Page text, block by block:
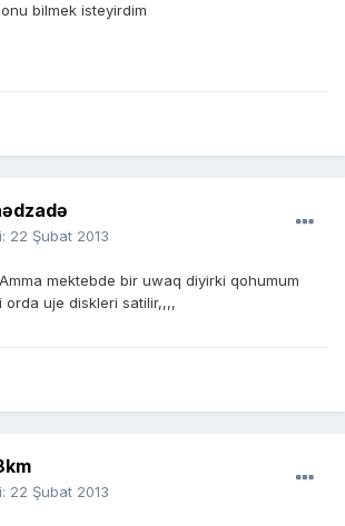
bilmek isteyirdim
22 Şubat 2013
mektebde bir uwaq diyirki qohumum
orda uje diskleri satilir,,,,
22 Şubat 2013